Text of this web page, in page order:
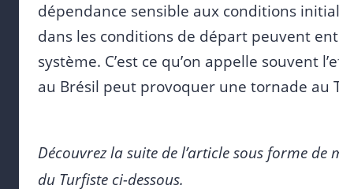
dépendance sensible aux conditions
dans les conditions de départ peuvent
système. C’est ce qu’on appelle souvent
au Brésil peut provoquer une tornade au
Découvrez la suite de l’article sous forme
du Turfiste ci-dessous.